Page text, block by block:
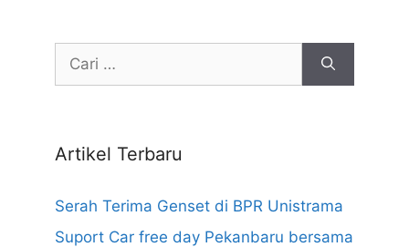
Cari
Artikel Terbaru
Serah Terima Genset di BPR Unistrama
Suport Car free day Pekanbaru bersama